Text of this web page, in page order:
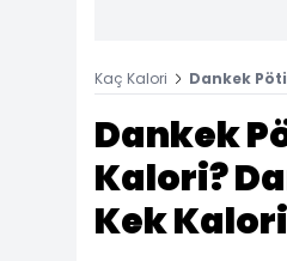
Kaç Kalori Dankek
Dankek
Kalori?
Kek